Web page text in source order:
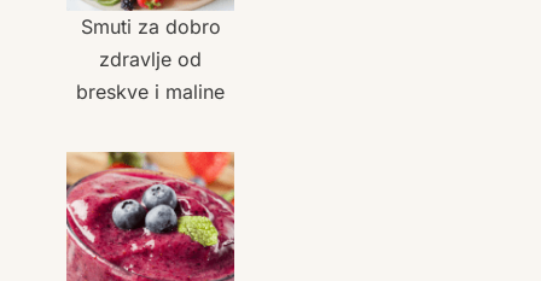
Smuti za dobro
zdravlje od
breskve i maline